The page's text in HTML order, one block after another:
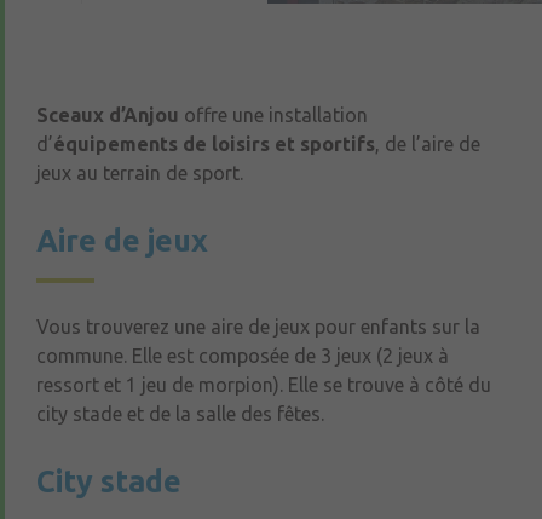
Sceaux d’Anjou offre une installation
d’équipements de loisirs et sportifs, de l’aire de
jeux au terrain de sport.
Aire de jeux
Vous trouverez une aire de jeux pour enfants sur la
commune. Elle est composée de 3 jeux (2 jeux à
ressort et 1 jeu de morpion). Elle se trouve à côté du
city stade et de la salle des fêtes.
City stade